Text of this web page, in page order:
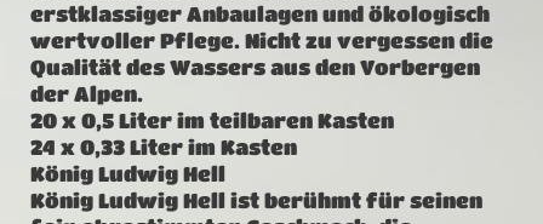
erstklassiger Anbaulagen und ökologisch
wertvoller Pflege. Nicht zu vergessen die
Qualität des Wassers aus den Vorbergen
der Alpen.
20 x 0,5 Liter im teilbaren Kasten
24 x 0,33 Liter im Kasten
König Ludwig Hell
König Ludwig Hell ist berühmt für seinen